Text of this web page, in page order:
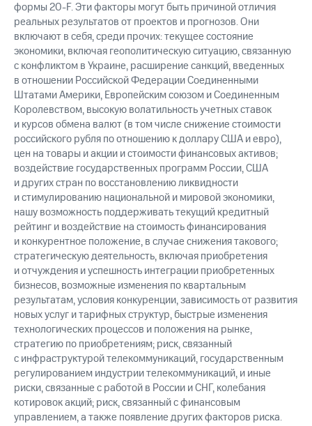
формы 20-F. Эти факторы могут быть причиной отличия
реальных результатов от проектов и прогнозов. Они
включают в себя, среди прочих: текущее состояние
экономики, включая геополитическую ситуацию, связанную
с конфликтом в Украине, расширение санкций, введенных
в отношении Российской Федерации Соединенными
Штатами Америки, Европейским союзом и Соединенным
Королевством, высокую волатильность учетных ставок
и курсов обмена валют (в том числе снижение стоимости
российского рубля по отношению к доллару США и евро),
цен на товары и акции и стоимости финансовых активов;
воздействие государственных программ России, США
и других стран по восстановлению ликвидности
и стимулированию национальной и мировой экономики,
нашу возможность поддерживать текущий кредитный
рейтинг и воздействие на стоимость финансирования
и конкурентное положение, в случае снижения такового;
стратегическую деятельность, включая приобретения
и отчуждения и успешность интеграции приобретенных
бизнесов, возможные изменения по квартальным
результатам, условия конкуренции, зависимость от развития
новых услуг и тарифных структур, быстрые изменения
технологических процессов и положения на рынке,
стратегию по приобретениям; риск, связанный
с инфраструктурой телекоммуникаций, государственным
регулированием индустрии телекоммуникаций, и иные
риски, связанные с работой в России и СНГ, колебания
котировок акций; риск, связанный с финансовым
управлением, а также появление других факторов риска.